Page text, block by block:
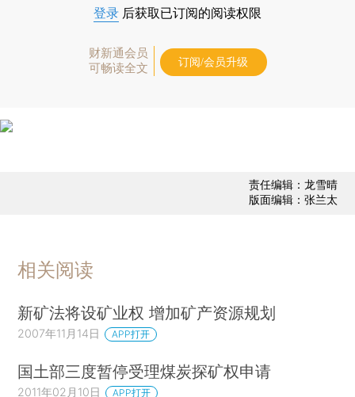
登录 后获取已订阅的阅读权限
财新通会员
可畅读全文
订阅/会员升级
责任编辑：龙雪晴
版面编辑：张兰太
相关阅读
新矿法将设矿业权 增加矿产资源规划
2007年11月14日 APP打开
国土部三度暂停受理煤炭探矿权申请
2011年02月10日 APP打开